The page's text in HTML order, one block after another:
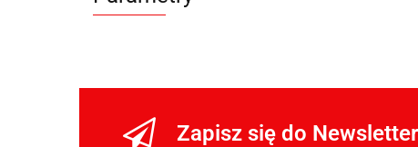
Zapisz się do